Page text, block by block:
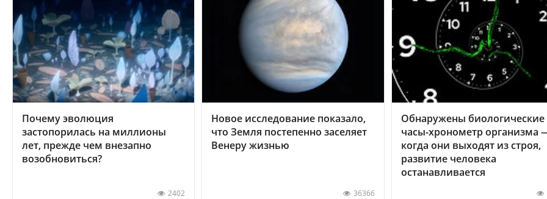
Почему эволюция
застопорилась на миллионы
лет, прежде чем внезапно
возобновиться?
2402
Новое исследование показало,
что Земля постепенно заселяет
Венеру жизнью
36366
Обнаружены биологические
часы-хронометр организма
когда они выходят из строя,
развитие человека
останавливается